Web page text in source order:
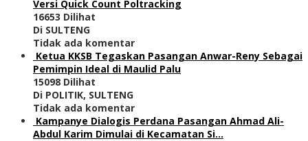
Versi Quick Count Poltracking
16653 Dilihat
Di SULTENG
Tidak ada komentar
Ketua KKSB Tegaskan Pasangan Anwar-Reny Sebagai
Pemimpin Ideal di Maulid Palu
15098 Dilihat
Di POLITIK, SULTENG
Tidak ada komentar
Kampanye Dialogis Perdana Pasangan Ahmad Ali-
Abdul Karim Dimulai di Kecamatan Si…